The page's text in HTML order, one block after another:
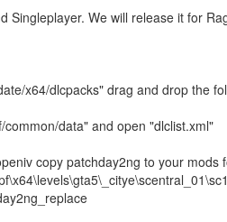
We will release it for
x64/dlcpacks" drag and drop the
data" and open "dlclist.xml"
copy patchday2ng to your mods